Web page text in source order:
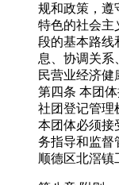
规和政策，遵
特色的社会主
段的基本路线
息、协调关系
民营业经济健
第四条 本团
社团登记管理
本团体必须接
务指导和监督
顺德区北滘镇